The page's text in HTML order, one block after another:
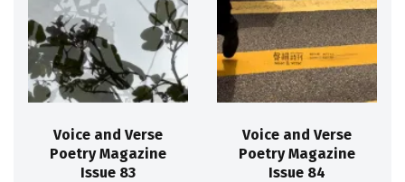
Voice and Verse
Poetry Magazine
Issue 83
Voice and Verse
Poetry Magazine
Issue 84